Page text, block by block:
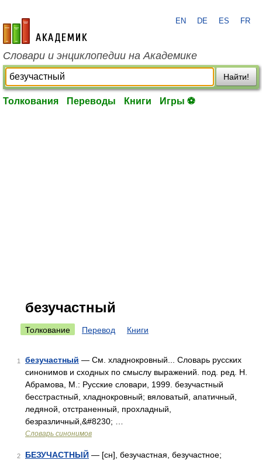
academic.ru
EN DE ES FR
Словари и энциклопедии на Академике
Найти!
Толкования Переводы Книги Игры ⚽
безучастный
Толкование Перевод Книги
1 безучастный — См. хладнокровный... Словарь русских
синонимов и сходных по смыслу выражений. под. ред. Н.
Абрамова, М.: Русские словари, 1999. безучастный
бесстрастный, хладнокровный; вяловатый, апатичный,
ледяной, отстраненный, прохладный,
безразличный,&#8230; …
Словарь синонимов
2 БЕЗУЧАСТНЫЙ — [сн], безучастная, безучастное;